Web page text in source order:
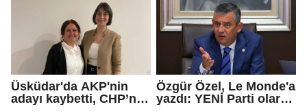
Üsküdar'da AKP'nin
adayı kaybetti, CHP’nin
Özgür Özel, Le Monde'a
yazdı: YENİ Parti olarak